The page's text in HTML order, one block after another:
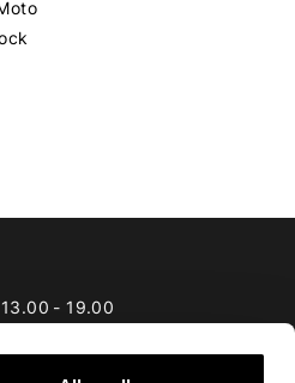
13.00 - 19.00
10.00-19.00